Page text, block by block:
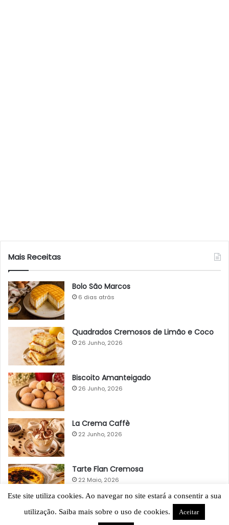
Mais Receitas
Bolo São Marcos
6 dias atrás
Quadrados Cremosos de Limão e Coco
26 Junho, 2026
Biscoito Amanteigado
26 Junho, 2026
La Crema Caffè
22 Junho, 2026
Tarte Flan Cremosa
22 Maio, 2026
Este site utiliza cookies. Ao navegar no site estará a consentir a sua
utilização. Saiba mais sobre o uso de cookies.
Aceitar